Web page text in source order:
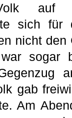
sich für
nicht den
sogar
gab
Am